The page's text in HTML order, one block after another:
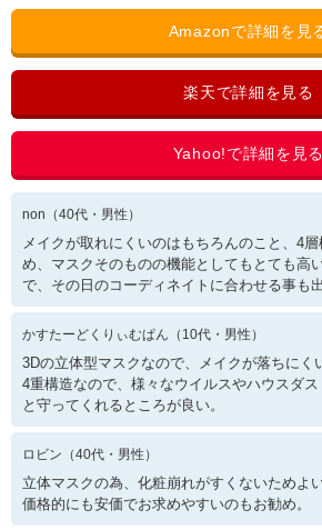
non （40代・ 男性 ）
メイクが取れにくいのはもちろんのこと、4
め、マスクそのものの機能としてもとても高
で、その日のコーディネイトに合わせる事も
かすたーどくりぃむぱん （ 10代・ 男性 ）
3Dの立体型マスクなので、メイクが落ちにく
4重構造なので、様々なウイルスやハウスダ
と守ってくれるところが良い。
ロビン （40代・ 男性 ）
立体マスクの為、化粧崩れがすくないためよ
価格的にも安価でお求めやすいのもお勧め。